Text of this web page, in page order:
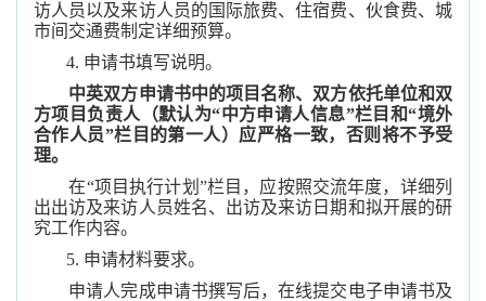
访人员以及来访人员的国际旅费、住宿费、伙食费、城
市间交通费制定详细预算。
4. 申请书填写说明。
中英双方申请书中的项目名称、双方依托单位和双
方项目负责人（默认为“中方申请人信息”栏目和“境外
合作人员”栏目的第一人）应严格一致，否则将不予受
理。
在“项目执行计划”栏目，应按照交流年度，详细列
出出访及来访人员姓名、出访及来访日期和拟开展的研
究工作内容。
5. 申请材料要求。
申请人完成申请书撰写后，在线提交电子申请书及